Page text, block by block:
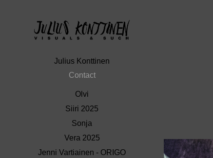
Julius Konttinen
Contact
Olvi
Siiri 2025
Sonja
Vera 2025
Jenni Vartiainen - ORIGO